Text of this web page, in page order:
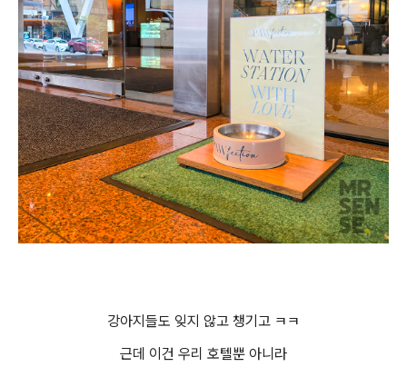
강아지들도 잊지 않고 챙기고 ㅋㅋ
근데 이건 우리 호텔뿐 아니라